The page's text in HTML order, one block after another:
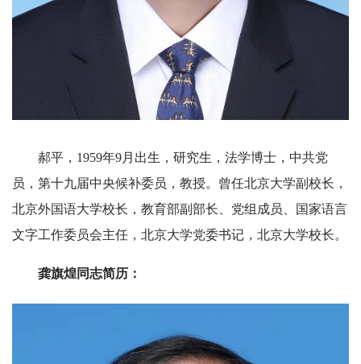
郝平，1959年9月出生，研究生，法学博士，中共党
员，第十九届中央候补委员，教授。曾任北京大学副校长，
北京外国语大学校长，教育部副部长、党组成员、国家语言
文字工作委员会主任，北京大学党委书记，北京大学校长。
龚旗煌同志简历：